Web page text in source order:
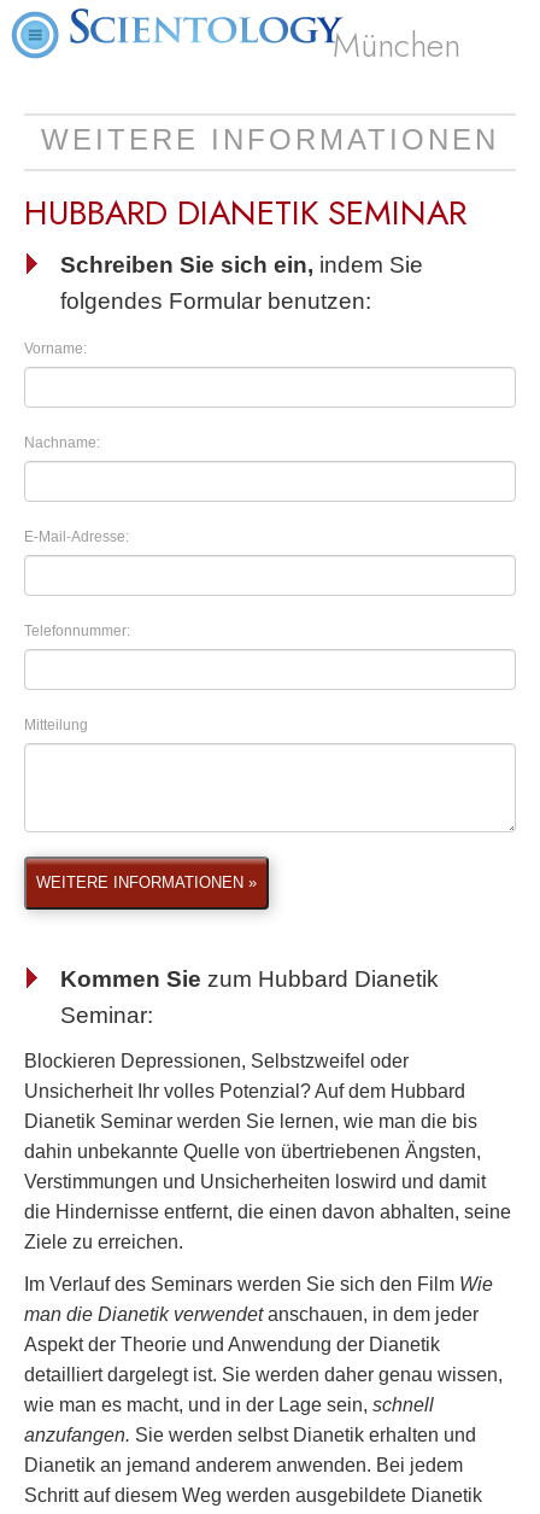
München
WEITERE INFORMATIONEN
HUBBARD DIANETIK SEMINAR
Schreiben Sie sich ein, indem Sie
folgendes Formular benutzen:
Vorname:
Nachname:
E-Mail-Adresse:
Telefonnummer:
Mitteilung
WEITERE INFORMATIONEN »
Kommen Sie zum Hubbard Dianetik
Seminar:
Blockieren Depressionen, Selbstzweifel oder
Unsicherheit Ihr volles Potenzial? Auf dem Hubbard
Dianetik Seminar werden Sie lernen, wie man die bis
dahin unbekannte Quelle von übertriebenen Ängsten,
Verstimmungen und Unsicherheiten loswird und damit
die Hindernisse entfernt, die einen davon abhalten, seine
Ziele zu erreichen.
Im Verlauf des Seminars werden Sie sich den Film Wie
man die Dianetik verwendetanschauen, in dem jeder
Aspekt der Theorie und Anwendung der Dianetik
detailliert dargelegt ist. Sie werden daher genau wissen,
wie man es macht, und in der Lage sein, schnell
anzufangen. Sie werden selbst Dianetik erhalten und
Dianetik an jemand anderem anwenden. Bei jedem
Schritt auf diesem Weg werden ausgebildete Dianetik